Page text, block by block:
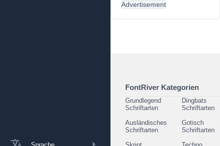
Sprache
Advertisement
FontRiver Kategorien
Grundlegend
Schriftarten
Dingbats
Schriftarten
Ausländisches
Schriftarten
Gotisch
Schriftarten